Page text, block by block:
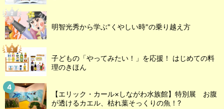
明智光秀から学ぶ"くやしい時"の乗り越え方
子どもの「やってみたい！」を応援！ はじめての料
理のきほん
【エリック・カール×しながわ水族館】特別展 お腹
が透けるカエル、枯れ葉そっくりの魚！?